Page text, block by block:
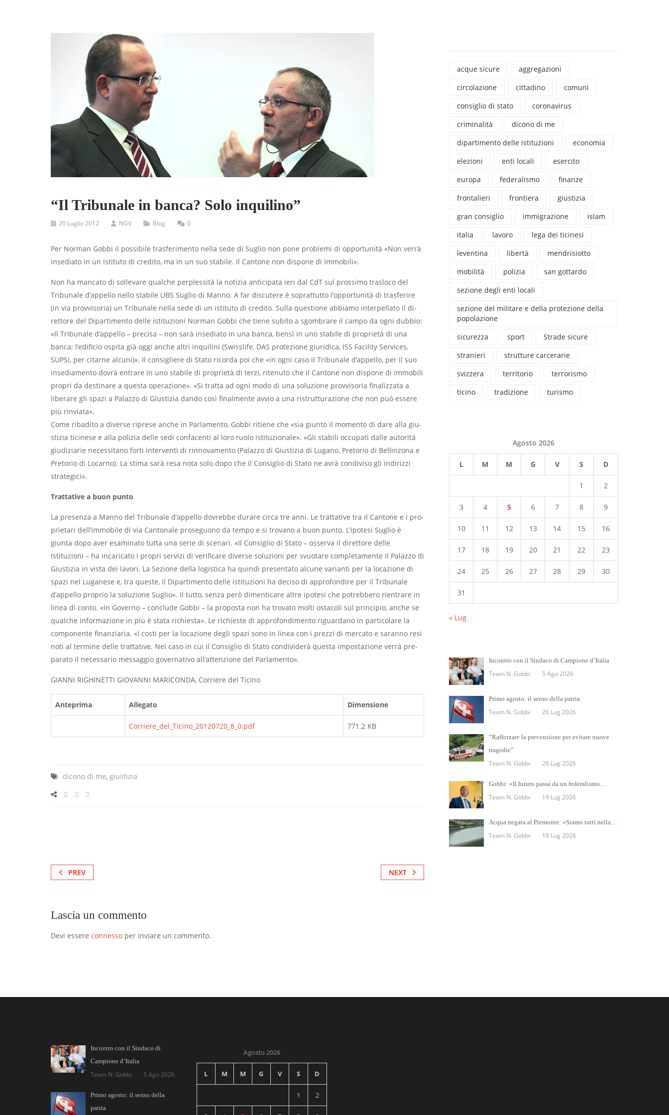
“Il Tribunale in banca? Solo inquilino”
20 Luglio 2012 NGV Blog 0
Per Norman Gobbi il possibile trasferimento nella sede di Suglio non pone problemi di opportunità «Non verrà
insediato in un istituto di credito, ma in un suo stabile. Il Cantone non dispone di immobili».
Non ha mancato di sollevare qual­che perplessità la notizia anticipata ieri dal CdT sul prossimo trasloco del
Tribunale d’appello nello stabile UBS Suglio di Manno. A far discutere è so­prattutto l’opportunità di trasferire
(in via provvisoria) un Tribunale nella sede di un istituto di credito. Sulla questione abbiamo interpellato il di­
rettore del Dipartimento delle istitu­zioni Norman Gobbi che tiene subi­to a sgombrare il campo da ogni dub­bio:
«Il Tribunale d’appello – precisa – non sarà insediato in una banca, bensì in uno stabile di proprietà di una
banca; l’edificio ospita già oggi anche altri inquilini (Swisslife, DAS protezione giuridica, ISS Facility Ser­vices,
SUPSI, per citarne alcuni)». Il consigliere di Stato ricorda poi che «in ogni caso il Tribunale d’appello, per il suo
insediamento dovrà entra­re in uno stabile di proprietà di terzi, ritenuto che il Cantone non dispone di immobili
propri da destinare a que­sta operazione». «Si tratta ad ogni mo­do di una soluzione provvisoria fina­lizzata a
liberare gli spazi a Palazzo di Giustizia dando così finalmente av­vio a una ristrutturazione che non può essere
più rinviata».
Come ribadito a diverse riprese an­che in Parlamento, Gobbi ritiene che «sia giunto il momento di dare alla giu­
stizia ticinese e alla polizia delle sedi confacenti al loro ruolo istituzionale». «Gli stabili occupati dalle autorità
giu­diziarie necessitano forti interventi di rinnovamento (Palazzo di Giustizia di Lugano, Pretorio di Bellinzona e
Pre­torio di Locarno). La stima sarà resa nota solo dopo che il Consiglio di Sta­to ne avrà condiviso gli indirizzi
stra­tegici».
Trattative a buon punto
La presenza a Manno del Tribunale d’appello dovrebbe durare circa tre anni. Le trattative tra il Cantone e i pro­
prietari dell’immobile di via Canto­nale proseguono da tempo e si trova­no a buon punto. L’ipotesi Suglio è
giunta dopo aver esaminato tutta una serie di scenari. «Il Consiglio di Stato – osserva il direttore delle
Istituzioni – ha incaricato i propri servizi di veri­ficare diverse soluzioni per svuotare completamente il Palazzo di
Giusti­zia in vista dei lavori. La Sezione del­la logistica ha quindi presentato alcu­ne varianti per la locazione di
spazi nel Luganese e, tra queste, il Diparti­mento delle istituzioni ha deciso di approfondire per il Tribunale
d’appel­lo proprio la soluzione Suglio». Il tut­to, senza però dimenticare altre ipo­tesi che potrebbero rientrare in
linea di conto. «In Governo – conclude Gobbi – la proposta non ha trovato molti ostacoli sul principio, anche se
qualche informazione in più è stata richiesta». Le richieste di approfondi­mento riguardano in particolare la
componente finanziaria. «I costi per la locazione degli spazi sono in linea con i prezzi di mercato e saranno re­si
noti al termine delle trattative. Nel caso in cui il Consiglio di Stato condi­viderà questa impostazione verrà pre­
parato il necessario messaggio gover­nativo all’attenzione del Parlamento».
GIANNI RIGHINETTI GIOVANNI MARICONDA, Corriere del Ticino
Anteprima Allegato Dimensione
Corriere_del_Ticino_20120720_8_0.pdf 771.2 KB
dicono di me, giustizia
PREV NEXT
Lascia un commento
Devi essere connesso per inviare un commento.
acque sicure
aggregazioni
circolazione
cittadino
comuni
consiglio di stato
coronavirus
criminalità
dicono di me
dipartimento delle istituzioni
economia
elezioni
enti locali
esercito
europa
federalismo
finanze
frontalieri
frontiera
giustizia
gran consiglio
immigrazione
islam
italia
lavoro
lega dei ticinesi
leventina
libertà
mendrisiotto
mobilità
polizia
san gottardo
sezione degli enti locali
sezione del militare e della protezione della
popolazione
sicurezza
sport
Strade sicure
stranieri
strutture carcerarie
svizzera
territorio
terrorismo
ticino
tradizione turismo
Agosto 2026
L M M G V S D
1 2
3 4 5 6 7 8 9
10 11 12 13 14 15 16
17 18 19 20 21 22 23
24 25 26 27 28 29 30
31
« Lug
Incontro con il Sindaco di Campione d’Italia
Team N. Gobbi 5 Ago 2026
Primo agosto: il senso della patria
Team N. Gobbi 26 Lug 2026
“Rafforzare la prevenzione per evitare nuove
tragedie”
Team N. Gobbi 26 Lug 2026
Gobbi: «Il futuro passa da un federalismo…
Team N. Gobbi 19 Lug 2026
Acqua negata al Piemonte: «Siamo tutti nella…
Team N. Gobbi 18 Lug 2026
Incontro con il Sindaco di
Campione d’Italia
Team N. Gobbi 5 Ago 2026
Primo agosto: il senso della
patria
Agosto 2026
L M M G V S D
1 2